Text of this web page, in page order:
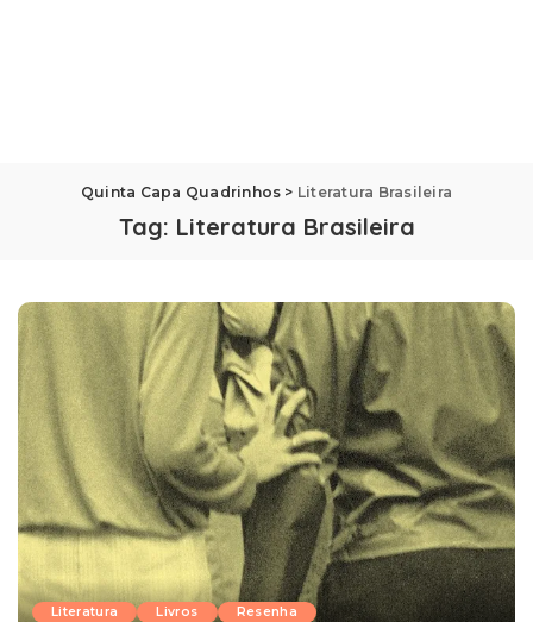
Quinta Capa Quadrinhos > Literatura Brasileira
Tag: Literatura Brasileira
Literatura Livros Resenha